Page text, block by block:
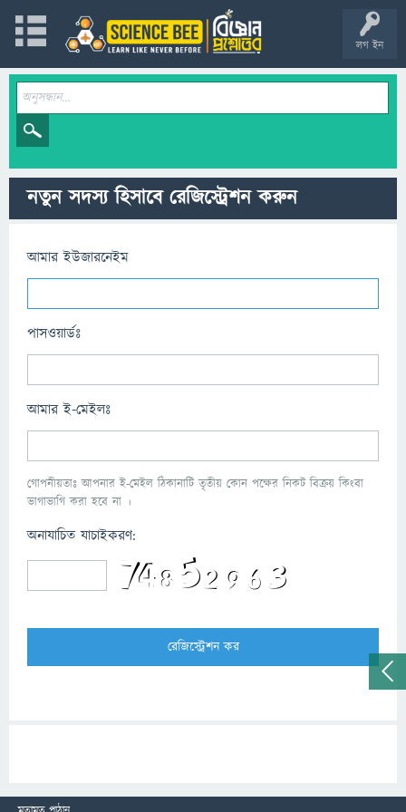
লগ ইন
নতুন সদস্য হিসাবে রেজিস্ট্রেশন করুন
আমার ইউজারনেইম
পাসওয়ার্ডঃ
আমার ই-মেইলঃ
গোপনীয়তাঃ আপনার ই-মেইল ঠিকানাটি তৃতীয় কোন পক্ষের নিকট বিক্রয় কিংবা
ভাগাভাগি করা হবে না ।
অনাযাচিত যাচাইকরণ: